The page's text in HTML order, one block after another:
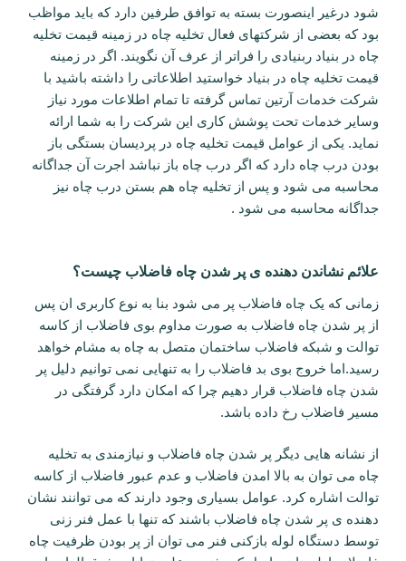
شود درغیر اینصورت بسته به توافق طرفین دارد که باید مواظب
بود که بعضی از شرکتهای فعال تخلیه چاه در زمینه قیمت تخلیه
چاه در بنیاد ربنیادی را فراتر از عرف آن نگویند. اگر در زمینه
قیمت تخلیه چاه در بنیاد خواستید اطلاعاتی را داشته باشید با
شرکت خدمات آرتین تماس گرفته تا تمام اطلاعات مورد نیاز
وسایر خدمات تحت پوشش کاری این شرکت را به شما ارائه
نماید. یکی از عوامل قیمت تخلیه چاه در پردیسان بستگی باز
بودن درب چاه دارد که اگر درب چاه باز نباشد اجرت آن جداگانه
محاسبه می شود و پس از تخلیه چاه هم بستن درب چاه نیز
جداگانه محاسبه می شود .
علائم نشاندن دهنده ی پر شدن چاه فاضلاب چیست؟
زمانی که یک چاه فاضلاب پر می شود بنا به نوع کاربری ان پس
از پر شدن چاه فاضلاب به صورت مداوم بوی فاضلاب از کاسه
توالت و شبکه فاضلاب ساختمان متصل به چاه به مشام خواهد
رسید.اما خروج بوی بد فاضلاب را به تنهایی نمی توانیم دلیل پر
شدن چاه فاضلاب قرار دهیم چرا که امکان دارد گرفتگی در
مسیر فاضلاب رخ داده باشد.
از نشانه هایی دیگر پر شدن چاه فاضلاب و نیازمندی به تخلیه
چاه می توان به بالا امدن فاضلاب و عدم عبور فاضلاب از کاسه
توالت اشاره کرد. عوامل بسیاری وجود دارند که می توانند نشان
دهنده ی پر شدن چاه فاضلاب باشند که تنها با عمل فنر زنی
توسط دستگاه لوله بازکنی فنر می توان از پر بودن ظرفیت چاه